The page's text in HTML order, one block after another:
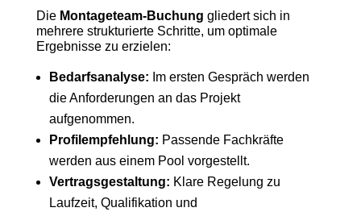
Die Montageteam-Buchung gliedert sich in
mehrere strukturierte Schritte, um optimale
Ergebnisse zu erzielen:
Bedarfsanalyse: Im ersten Gespräch werden
die Anforderungen an das Projekt
aufgenommen.
Profilempfehlung: Passende Fachkräfte
werden aus einem Pool vorgestellt.
Vertragsgestaltung: Klare Regelung zu
Laufzeit, Qualifikation und